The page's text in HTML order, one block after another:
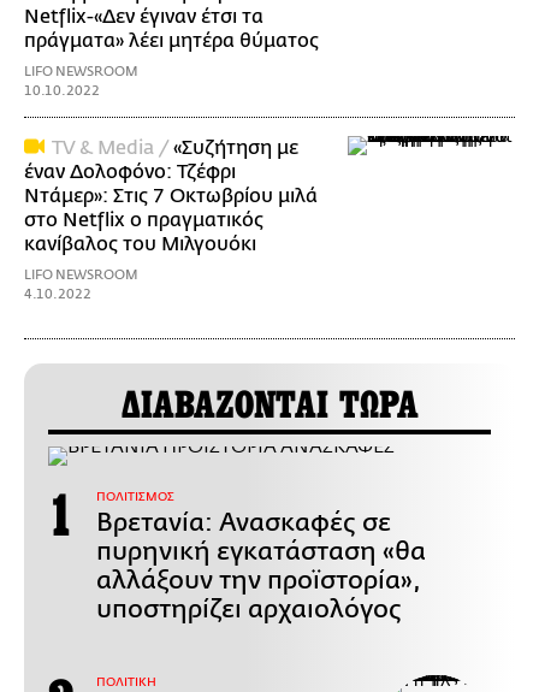
Netflix-«Δεν έγιναν έτσι τα
πράγματα» λέει μητέρα θύματος
LIFO NEWSROOM
10.10.2022
TV & Media /«Συζήτηση με
έναν Δολοφόνο: Τζέφρι
Ντάμερ»: Στις 7 Οκτωβρίου μιλά
στο Netflix ο πραγματικός
κανίβαλος του Μιλγουόκι
LIFO NEWSROOM
4.10.2022
ΔΙΑΒΑΖΟΝΤΑΙ ΤΩΡΑ
ΠΟΛΙΤΙΣΜΟΣ
Βρετανία: Ανασκαφές σε
πυρηνική εγκατάσταση «θα
αλλάξουν την προϊστορία»,
υποστηρίζει αρχαιολόγος
ΠΟΛΙΤΙΚΗ